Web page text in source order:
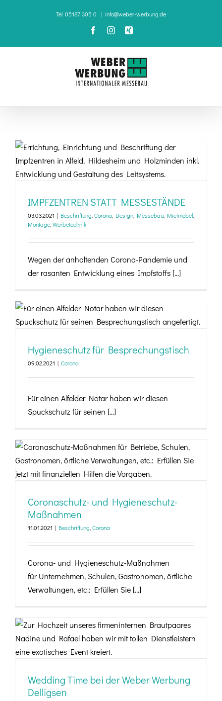
Tel. 05187 305 0 | info@weber-werbung.de
FacebookInstagram
Xing
IMPFZENTREN STATT MESSESTÄNDE
IMPFZENTREN STATT MESSESTÄNDE
03.03.2021 | Beschriftung,Corona, Design, Messebau, Mietmöbel,
Montage,Werbetechnik
Wegen der anhaltenden Corona-Pandemie und
der rasanten Entwicklung eines Impfstoffs [...]
Hygieneschutz für Besprechungstisch
Hygieneschutz für Besprechungstisch
09.02.2021 | Corona
Für einen Alfelder Notar haben wir diesen
Spuckschutz für seinen [...]
Coronaschutz- und Hygieneschutz-
Maßnahmen
Coronaschutz- und Hygieneschutz-
Maßnahmen
11.01.2021 | Beschriftung,Corona
Corona- und Hygieneschutz-Maßnahmen
für Unternehmen, Schulen, Gastronomen, örtliche
Verwaltungen, etc.: Erfüllen Sie [...]
Wedding Time bei der Weber Werbung
Wedding Time bei der Weber Werbung
Delligsen